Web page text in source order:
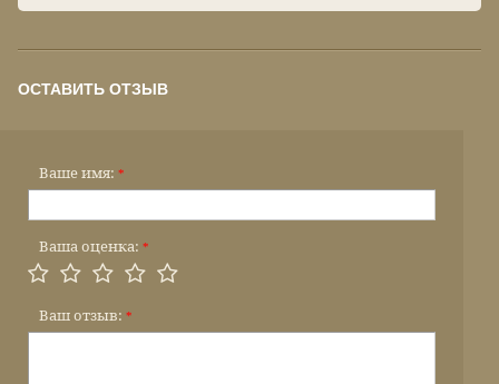
ОСТАВИТЬ ОТЗЫВ
Ваше имя: *
Ваша оценка: *
Ваш отзыв: *